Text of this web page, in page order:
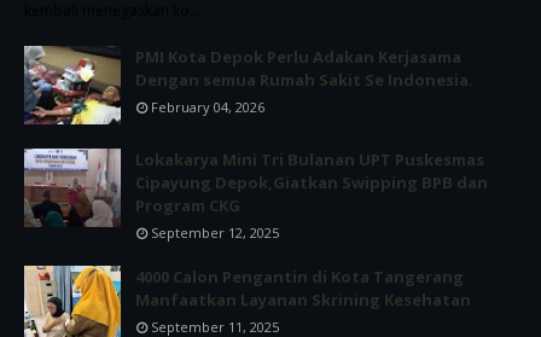
PMI Kota Depok Perlu Adakan Kerjasama
Dengan semua Rumah Sakit Se Indonesia.
February 04, 2026
Lokakarya Mini Tri Bulanan UPT Puskesmas
Cipayung Depok,Giatkan Swipping BPB dan
Program CKG
September 12, 2025
4000 Calon Pengantin di Kota Tangerang
Manfaatkan Layanan Skrining Kesehatan
September 11, 2025